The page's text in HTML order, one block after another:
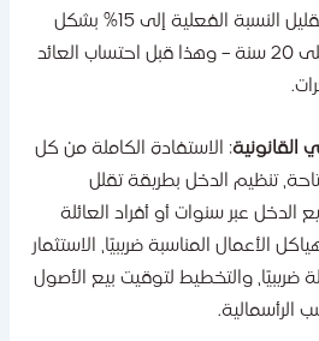
من خلال التخطيط الذكي تقليل النسبة الفعلية إلى 15% بشكل
قانوني، يوفر مليون ريال على 20 سنة – وهذا قبل احتساب العائد
: الاستفادة الكاملة من كل
تنظيم الدخل بطريقة تقلل
عبر سنوات أو أفراد العائلة
المناسبة ضريبيًا، الاستثمار
والتخطيط لتوقيت بيع الأصول